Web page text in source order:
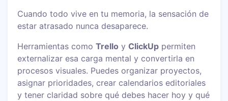
Cuando todo vive en tu memoria, la sensación de
estar atrasado nunca desaparece.
Herramientas comoTrello y ClickUp permiten
externalizar esa carga mental y convertirla en
procesos visuales. Puedes organizar proyectos,
asignar prioridades, crear calendarios editoriales
y tener claridad sobre qué debes hacer hoy y qué